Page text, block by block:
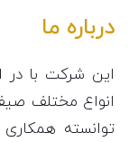
درباره ما
این شرکت با در
انواع مختلف
توانسته